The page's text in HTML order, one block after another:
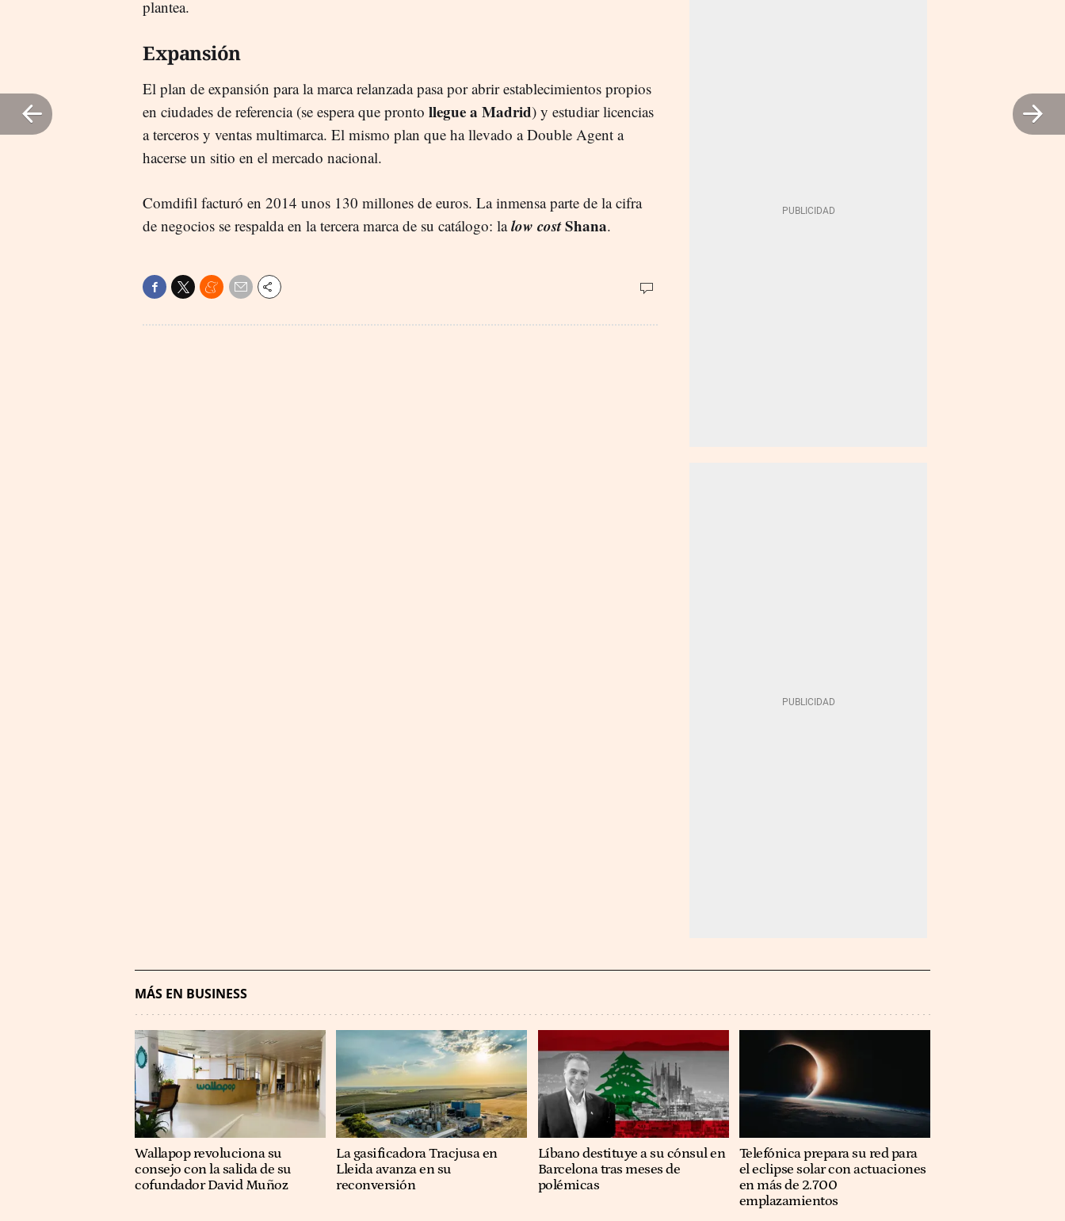
plantea.
Expansión
El plan de expansión para la marca relanzada pasa por abrir establecimientos propios
en ciudades de referencia (se espera que pronto llegue a Madrid) y estudiar licencias
a terceros y ventas multimarca. El mismo plan que ha llevado a Double Agent a
hacerse un sitio en el mercado nacional.
Comdifil facturó en 2014 unos 130 millones de euros. La inmensa parte de la cifra
de negocios se respalda en la tercera marca de su catálogo: lalow costShana.
MÁS EN BUSINESS
Wallapop revoluciona su
consejo con la salida de su
cofundador David Muñoz
La gasificadora Tracjusa en
Lleida avanza en su
reconversión
Líbano destituye a su cónsul en
Barcelona tras meses de
polémicas
Telefónica prepara su red para
el eclipse solar con actuaciones
en más de 2.700
emplazamientos